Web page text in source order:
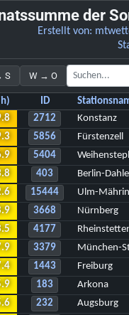
der
Erstellt von:
S W → O
ID
2712
Konstanz
5856
Fürstenzell
5404
403
Berlin-
15444
Ulm-
3668
Nürnberg
4177
3379
München-
1443
Freiburg
183
Arkona
232
Augsburg